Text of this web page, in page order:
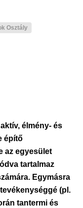
Osztály
élmény- és
építő
az egyesület
tartalmaz
Egymásra
(pl.
tantermi és